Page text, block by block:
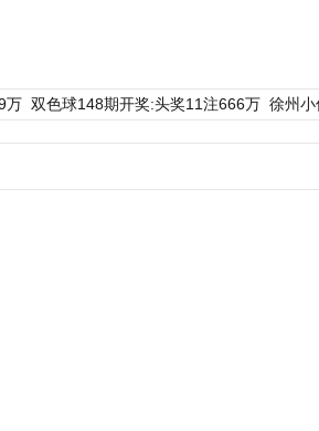
万 双色球148期开奖:头奖11注666万 徐州